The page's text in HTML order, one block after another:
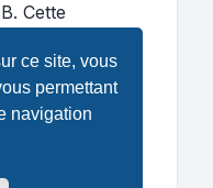
ce site, vous
permettant
navigation
Cette
adresse de
générera alors
que vous
de votre